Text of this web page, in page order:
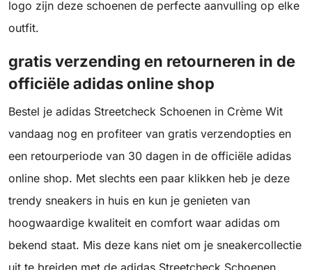
logo zijn deze schoenen de perfecte aanvulling op elke
outfit.
gratis verzending en retourneren in de
officiële adidas online shop
Bestel je adidas Streetcheck Schoenen in Crème Wit
vandaag nog en profiteer van gratis verzendopties en
een retourperiode van 30 dagen in de officiële adidas
online shop. Met slechts een paar klikken heb je deze
trendy sneakers in huis en kun je genieten van
hoogwaardige kwaliteit en comfort waar adidas om
bekend staat. Mis deze kans niet om je sneakercollectie